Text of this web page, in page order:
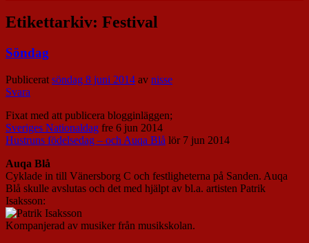
Etikettarkiv: Festival
Söndag
Publicerat söndag 8 juni 2014 av nisse
Svara
Fixat med att publicera blogginläggen;
Sveriges Nationaldag fre 6 jun 2014
Hustruns födelsedag – och Auqa Blå lör 7 jun 2014
Auqa Blå
Cyklade in till Vänersborg C och festligheterna på Sanden. Auqa
Blå skulle avslutas och det med hjälpt av bl.a. artisten Patrik
Isaksson:
Kompanjerad av musiker från musikskolan.